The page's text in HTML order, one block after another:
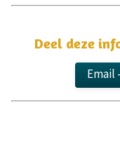
Deel deze
Email